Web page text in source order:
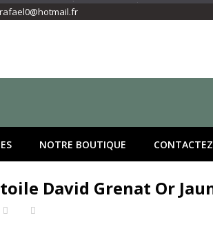
rafael0@hotmail.fr
NOTRE BOUTIQUE
David Grenat Or